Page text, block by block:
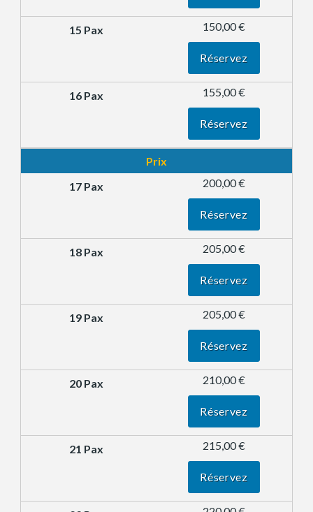
150,00 €
Réservez
155,00 €
Réservez
Prix
200,00 €
Réservez
205,00 €
Réservez
205,00 €
Réservez
210,00 €
Réservez
215,00 €
Réservez